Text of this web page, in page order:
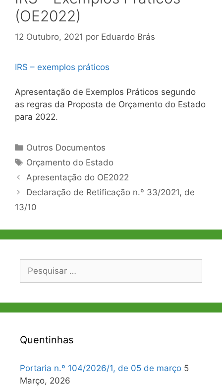
(OE2022)
12 Outubro, 2021 por Eduardo Brás
IRS – exemplos práticos
Apresentação de Exemplos Práticos segundo
as regras da Proposta de Orçamento do Estado
para 2022.
Categorias
Outros Documentos
Etiquetas
Orçamento do Estado
Navegação
de
Apresentação do OE2022
Declaração de Retificação n.º 33/2021, de
13/10
Pesquisar
Quentinhas
Portaria n.º 104/2026/1, de 05 de março 5
Março, 2026